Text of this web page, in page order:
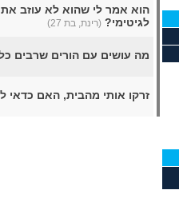
הוא אמר לי שהוא לא עוזב
לגיטימי? (רינת, בת 27)
מה עושים עם הורים שרבים
זרקו אותי מהבית, האם כדאי